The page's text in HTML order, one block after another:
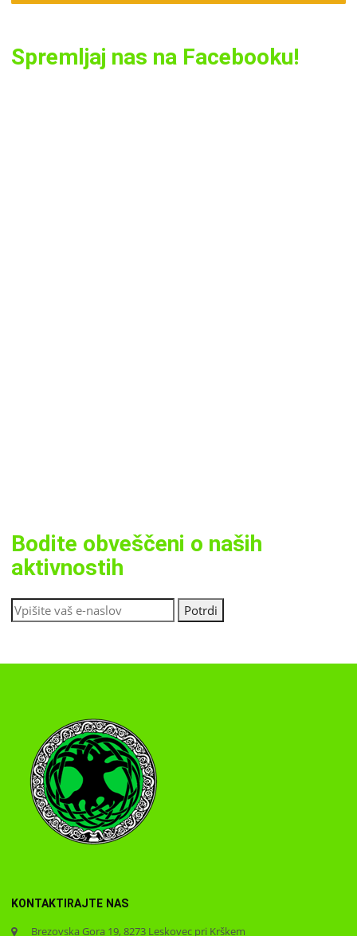
Spremljaj nas na Facebooku!
Bodite obveščeni o naših
aktivnostih
KONTAKTIRAJTE NAS
Brezovska Gora 19, 8273 Leskovec pri Krškem